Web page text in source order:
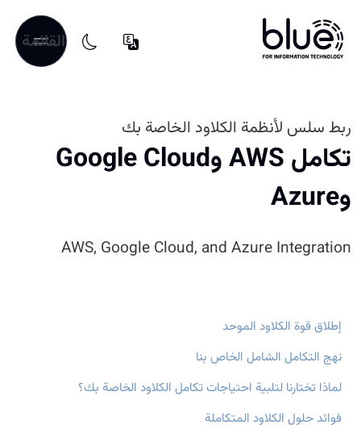
القائمة
ربط سلس لأنظمة الكلاود الخاصة بك
تكامل AWS وGoogle Cloud
وAzure
AWS, Google Cloud, and Azure Integration
إطلاق قوة الكلاود الموحد
نهج التكامل الشامل الخاص بنا
لماذا تختارنا لتلبية احتياجات تكامل الكلاود الخاصة بك؟
فوائد حلول الكلاود المتكاملة